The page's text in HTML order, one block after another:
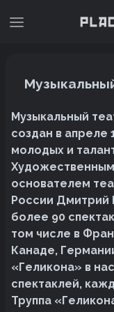
Музыкальный
создан в апреле
молодых и
основателем
России Дмитрий
более 90
том числе в
Канаде,
«Геликона» в
спектаклей,
Труппа